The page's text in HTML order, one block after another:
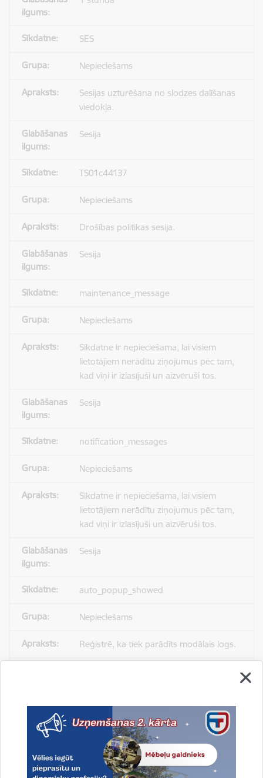
SES
Nepieciešams
Sesijas uzturēšana no slodzes dalīšanas
viedokļa.
Sesija
TS01c44137
Nepieciešams
Drošības politikas sesija.
Sesija
maintenance_message
Nepieciešams
Sīkdatne ir nepieciešama, lai visiem
lietotājiem nerādītu ziņojumus pēc tam,
kad viņi ir izlasījuši un aizvēruši tos.
Sesija
notification_messages
Nepieciešams
Sīkdatne ir nepieciešama, lai visiem
lietotājiem nerādītu ziņojumus pēc tam,
kad viņi ir izlasījuši un aizvēruši tos.
Sesija
auto_popup_showed
Nepieciešams
Reģistrē, ka tiek parādīts modālais logs.
_ga
Statistikas sīkdatnes (nepieciešamas, lai
uzlabotu vietnes darbību un
pakalpojumus)